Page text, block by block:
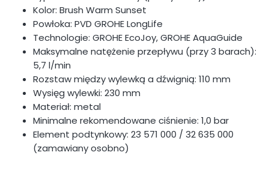
Kolor: Brush Warm Sunset
Powłoka: PVD GROHE LongLife
Technologie: GROHE EcoJoy, GROHE AquaGuide
Maksymalne natężenie przepływu (przy 3 barach):
5,7 l/min
Rozstaw między wylewką a dźwignią: 110 mm
Wysięg wylewki: 230 mm
Materiał: metal
Minimalne rekomendowane ciśnienie: 1,0 bar
Element podtynkowy: 23 571 000 / 32 635 000
(zamawiany osobno)